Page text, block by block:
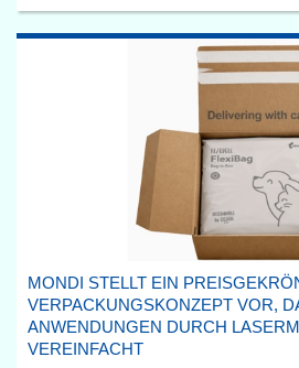
MONDI STELLT EIN
VERPACKUNGSKONZEPT VOR,
ANWENDUNGEN DURCH
VEREINFACHT